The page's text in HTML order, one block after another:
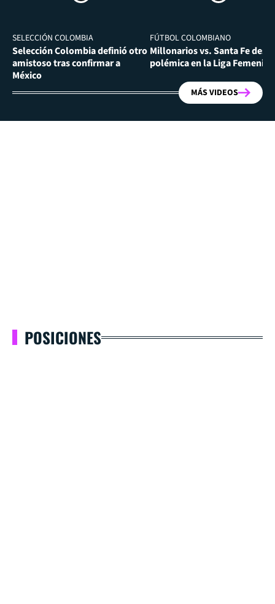
SELECCIÓN COLOMBIA
Selección Colombia definió otro
amistoso tras confirmar a
México
FÚTBOL COLOMBIANO
Millonarios vs. Santa Fe
polémica en la Liga Femenina
MÁS VIDEOS
POSICIONES